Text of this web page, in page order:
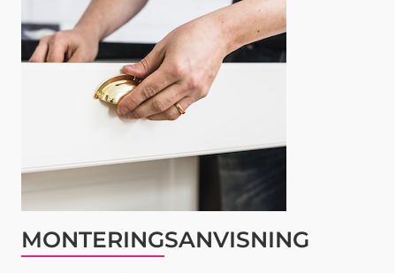
MONTERINGSANVISNING